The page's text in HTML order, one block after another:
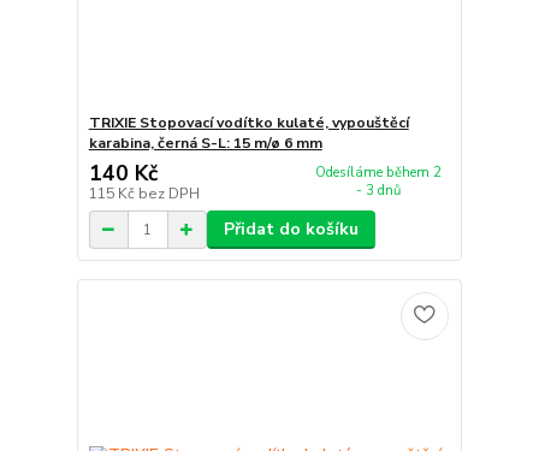
TRIXIE Stopovací vodítko kulaté, vypouštěcí
karabina, černá S-L: 15 m/ø 6 mm
140 Kč
115 Kč bez DPH
Odesíláme během 2
- 3 dnů
Přidat do košíku